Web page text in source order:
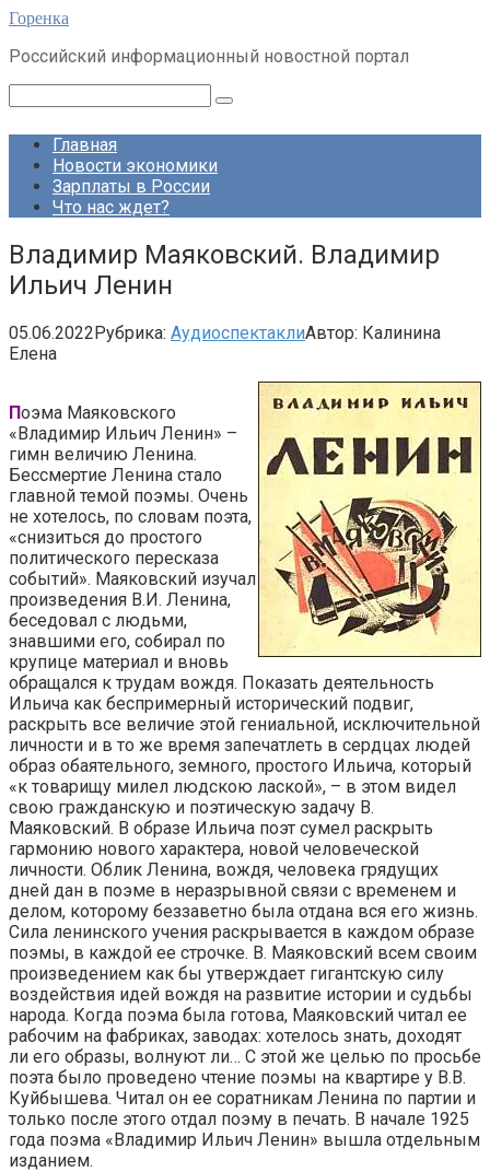
Перейти
контенту
Горенка
Российский информационный новостной портал
Главная
Новости экономики
Зарплаты в России
Что нас ждет?
Владимир Маяковский. Владимир
Ильич Ленин
05.06.2022Рубрика: АудиоспектаклиАвтор: Калинина
Елена
Поэма Маяковского
«Владимир Ильич Ленин» –
гимн величию Ленина.
Бессмертие Ленина стало
главной темой поэмы. Очень
не хотелось, по словам поэта,
«снизиться до простого
политического пересказа
событий». Маяковский изучал
произведения В.И. Ленина,
беседовал с людьми,
знавшими его, собирал по
крупице материал и вновь
обращался к трудам вождя. Показать деятельность
Ильича как беспримерный исторический подвиг,
раскрыть все величие этой гениальной, исключительной
личности и в то же время запечатлеть в сердцах людей
образ обаятельного, земного, простого Ильича, который
«к товарищу милел людскою лаской», – в этом видел
свою гражданскую и поэтическую задачу В.
Маяковский. В образе Ильича поэт сумел раскрыть
гармонию нового характера, новой человеческой
личности. Облик Ленина, вождя, человека грядущих
дней дан в поэме в неразрывной связи с временем и
делом, которому беззаветно была отдана вся его жизнь.
Сила ленинского учения раскрывается в каждом образе
поэмы, в каждой ее строчке. В. Маяковский всем своим
произведением как бы утверждает гигантскую силу
воздействия идей вождя на развитие истории и судьбы
народа. Когда поэма была готова, Маяковский читал ее
рабочим на фабриках, заводах: хотелось знать, доходят
ли его образы, волнуют ли… С этой же целью по просьбе
поэта было проведено чтение поэмы на квартире у В.В.
Куйбышева. Читал он ее соратникам Ленина по партии и
только после этого отдал поэму в печать. В начале 1925
года поэма «Владимир Ильич Ленин» вышла отдельным
изданием.